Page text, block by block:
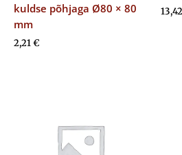
kuldse põhjaga Ø80 × 80
mm
2,21€
13,42